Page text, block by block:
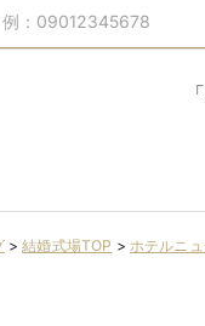
「
>結婚式場TOP > ホテルニ